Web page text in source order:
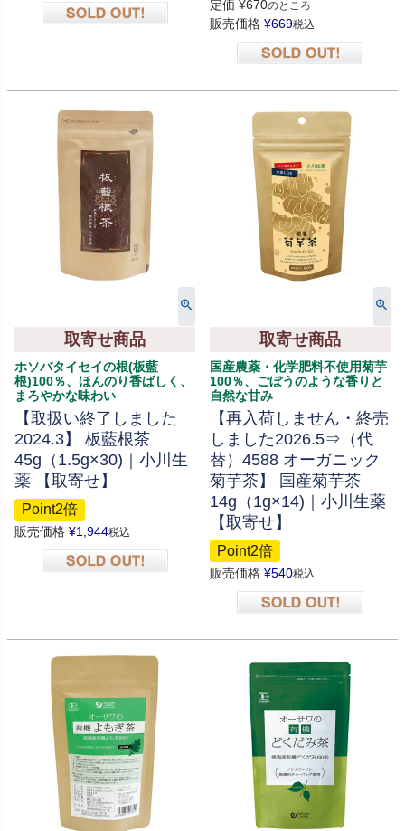
定価 ¥670のところ
販売価格 ¥669税込
取寄せ商品
ホソバタイセイの根(板藍
根)100％、ほんのり香ばしく、
まろやかな味わい
【取扱い終了しました
2024.3】 板藍根茶
45g（1.5g×30)｜小川生
薬 【取寄せ】
Point2倍
販売価格 ¥1,944税込
取寄せ商品
国産農薬・化学肥料不使用菊芋
100％、ごぼうのような香りと
自然な甘み
【再入荷しません・終売
しました2026.5⇒（代
替）4588 オーガニック
菊芋茶】 国産菊芋茶
14g（1g×14)｜小川生薬
【取寄せ】
Point2倍
販売価格 ¥540税込